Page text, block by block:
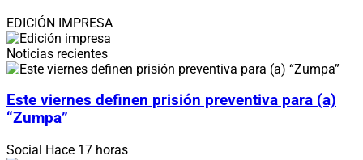
EDICIÓN IMPRESA
Noticias recientes
Este viernes definen prisión preventiva para (a)
“Zumpa”
Social Hace 17 horas